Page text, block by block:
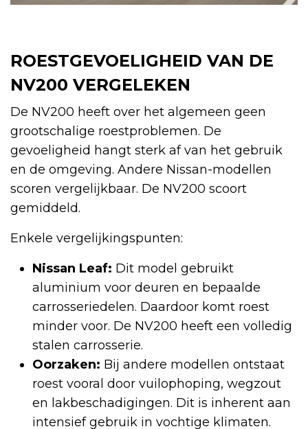
ROESTGEVOELIGHEID VAN DE
NV200 VERGELEKEN
De NV200 heeft over het algemeen geen
grootschalige roestproblemen. De
gevoeligheid hangt sterk af van het gebruik
en de omgeving. Andere Nissan-modellen
scoren vergelijkbaar. De NV200 scoort
gemiddeld.
Enkele vergelijkingspunten:
Nissan Leaf: Dit model gebruikt
aluminium voor deuren en bepaalde
carrosseriedelen. Daardoor komt roest
minder voor. De NV200 heeft een volledig
stalen carrosserie.
Oorzaken: Bij andere modellen ontstaat
roest vooral door vuilophoping, wegzout
en lakbeschadigingen. Dit is inherent aan
intensief gebruik in vochtige klimaten.